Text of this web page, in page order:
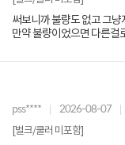
써보니까 불량도 없고 그
만약 불량이었으면 다른걸
pss**** 2026-08-07
[벌크/쿨러 미포함]